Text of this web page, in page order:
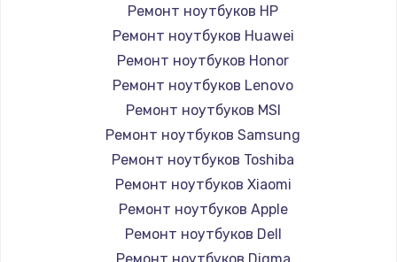
Ремонт ноутбуков HP
Ремонт ноутбуков Huawei
Ремонт ноутбуков Honor
Ремонт ноутбуков Lenovo
Ремонт ноутбуков MSI
Ремонт ноутбуков Samsung
Ремонт ноутбуков Toshiba
Ремонт ноутбуков Xiaomi
Ремонт ноутбуков Apple
Ремонт ноутбуков Dell
Ремонт ноутбуков Digma